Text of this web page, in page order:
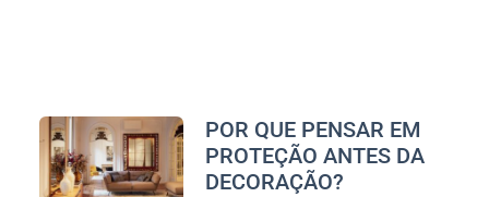
POR QUE PENSAR EM
PROTEÇÃO ANTES DA
DECORAÇÃO?